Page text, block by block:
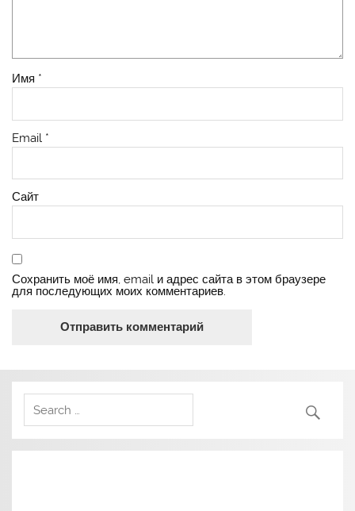
Имя *
Email *
Сайт
Сохранить моё имя, email и адрес сайта в этом браузере
для последующих моих комментариев.